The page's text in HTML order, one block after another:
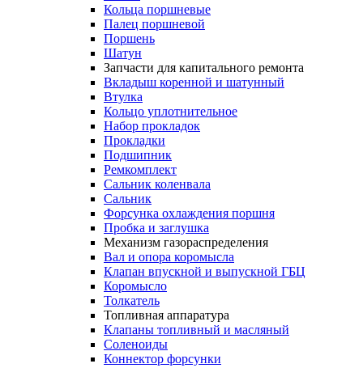
Кольца поршневые
Палец поршневой
Поршень
Шатун
Запчасти для капитального ремонта
Вкладыш коренной и шатунный
Втулка
Кольцо уплотнительное
Набор прокладок
Прокладки
Подшипник
Ремкомплект
Сальник коленвала
Сальник
Форсунка охлаждения поршня
Пробка и заглушка
Механизм газораспределения
Вал и опора коромысла
Клапан впускной и выпускной ГБЦ
Коромысло
Толкатель
Топливная аппаратура
Клапаны топливный и масляный
Соленоиды
Коннектор форсунки